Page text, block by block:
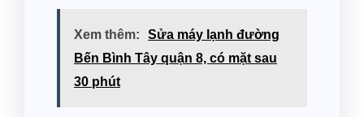
Xem thêm:
Sửa máy lạnh đường
Bến Bình Tây quận 8, có mặt sau
30 phút